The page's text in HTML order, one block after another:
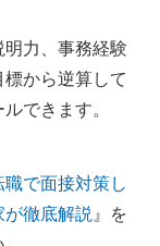
力、事務経験
から逆算して
できます。
職で面接対策し
徹底解説 』を